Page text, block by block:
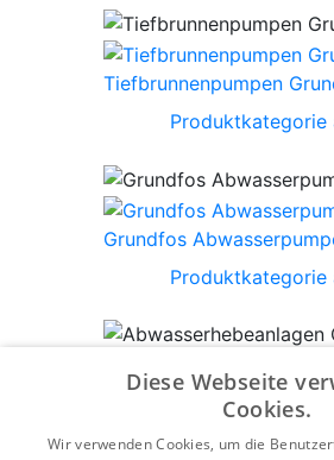
Tiefbrunnenpumpen
Produktkategorie
Grundfos
Produktkategorie
Abwasserhebeanlagen
Diese Webseite
Cookies.
Wir verwenden Cookies, um die